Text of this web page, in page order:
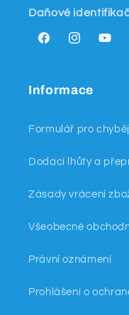
Daňové
FacebookInstagram
Informace
Formulář pro
Dodací lhůty a
Zásady vrácení
Všeobecné
Právní oznámení
Prohlášení o